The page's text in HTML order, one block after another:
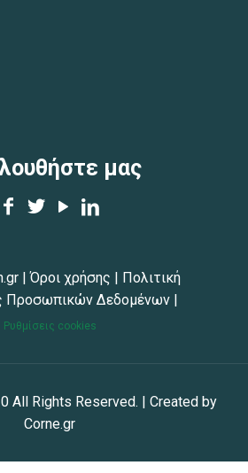
μας
|Όροι χρήσης | Πολιτική
Προσωπικών Δεδομένων|
Ρυθμίσεις cookies
All Rights Reserved. | Created by
Corne.gr